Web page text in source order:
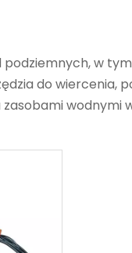
w
do wiercenia,
wodnymi